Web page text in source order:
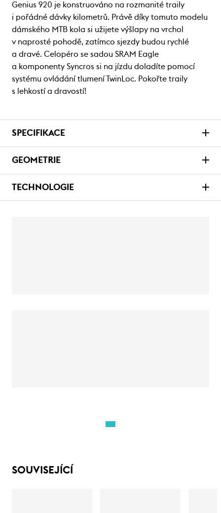
Genius 920 je konstruováno na rozmanité traily
i pořádné dávky kilometrů. Právě díky tomuto modelu
dámského MTB kola si užijete výšlapy na vrchol
v naprosté pohodě, zatímco sjezdy budou rychlé
a dravé. Celopéro se sadou SRAM Eagle
a komponenty Syncros si na jízdu doladíte pomocí
systému ovládání tlumení TwinLoc. Pokořte traily
s lehkostí a dravostí!
SPECIFIKACE
GEOMETRIE
TECHNOLOGIE
SOUVISEJÍCÍ